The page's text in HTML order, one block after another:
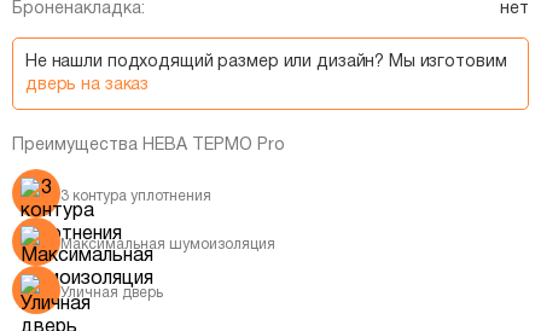
Броненакладка: нет
Не нашли подходящий размер или дизайн? Мы изготовим
дверь на заказ
Преимущества НЕВА ТЕРМО Pro
3 контура уплотнения
Максимальная шумоизоляция
Уличная дверь